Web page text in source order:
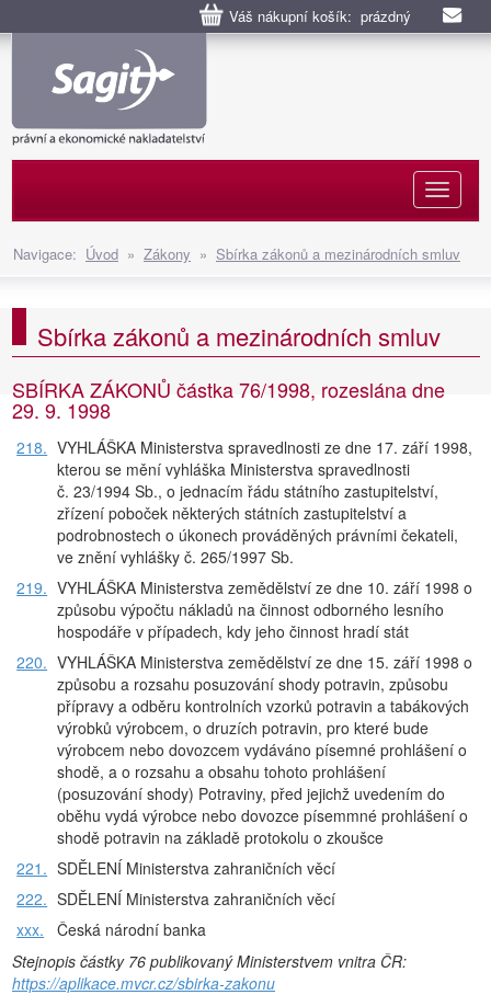
Váš nákupní košík: prázdný
Navigace: Úvod » Zákony » Sbírka zákonů a mezinárodních smluv
Sbírka zákonů a mezinárodních smluv
SBÍRKA ZÁKONŮ částka 76/1998, rozeslána dne
29. 9. 1998
218. VYHLÁŠKA Ministerstva spravedlnosti ze dne 17. září 1998,
kterou se mění vyhláška Ministerstva spravedlnosti
č. 23/1994 Sb., o jednacím řádu státního zastupitelství,
zřízení poboček některých státních zastupitelství a
podrobnostech o úkonech prováděných právními čekateli,
ve znění vyhlášky č. 265/1997 Sb.
219. VYHLÁŠKA Ministerstva zemědělství ze dne 10. září 1998 o
způsobu výpočtu nákladů na činnost odborného lesního
hospodáře v případech, kdy jeho činnost hradí stát
220. VYHLÁŠKA Ministerstva zemědělství ze dne 15. září 1998 o
způsobu a rozsahu posuzování shody potravin, způsobu
přípravy a odběru kontrolních vzorků potravin a tabákových
výrobků výrobcem, o druzích potravin, pro které bude
výrobcem nebo dovozcem vydáváno písemné prohlášení o
shodě, a o rozsahu a obsahu tohoto prohlášení
(posuzování shody) Potraviny, před jejichž uvedením do
oběhu vydá výrobce nebo dovozce písemmné prohlášení o
shodě potravin na základě protokolu o zkoušce
221. SDĚLENÍ Ministerstva zahraničních věcí
222. SDĚLENÍ Ministerstva zahraničních věcí
xxx.
Česká národní banka
Stejnopis částky 76 publikovaný Ministerstvem vnitra ČR:
https://aplikace.mvcr.cz/sbirka-zakonu